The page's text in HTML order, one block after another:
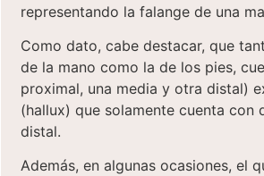
representando la falange de una
Como dato, cabe destacar, que
de la mano como la de los pies,
proximal, una media y otra distal)
(hallux) que solamente cuenta con
distal.
Además, en algunas ocasiones, el